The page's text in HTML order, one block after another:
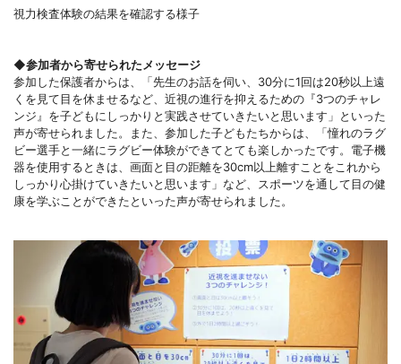
視力検査体験の結果を確認する様子
◆参加者から寄せられたメッセージ
参加した保護者からは、「先生のお話を伺い、30分に1回は20秒以上遠
くを見て目を休ませるなど、近視の進行を抑えるための『3つのチャレ
ンジ』を子どもにしっかりと実践させていきたいと思います」といった
声が寄せられました。また、参加した子どもたちからは、「憧れのラグ
ビー選手と一緒にラグビー体験ができてとても楽しかったです。電子機
器を使用するときは、画面と目の距離を30cm以上離すことをこれから
しっかり心掛けていきたいと思います」など、スポーツを通して目の健
康を学ぶことができたといった声が寄せられました。